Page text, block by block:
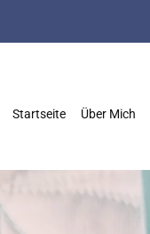
Startseite Über Mich